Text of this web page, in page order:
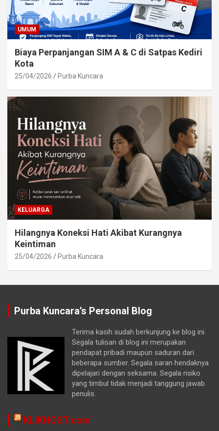
UMUM
Biaya Perpanjangan SIM A & C di Satpas Kediri
Kota
25/04/2026 Purba Kuncara
KELUARGA
Hilangnya Koneksi Hati Akibat Kurangnya
Keintiman
25/04/2026 Purba Kuncara
Purba Kuncara’s Personal Blog
Terima kasih sudah berkunjung ke blog ini.
Segala tulisan di blog ini merupakan
pendapat pribadi maupun saduran dari
beberapa sumber. Segala saran hendaknya
dipelajari dengan seksama. Segala risiko
yang timbul tidak menjadi tanggung jawab
penulis.
KLIKHOST.com